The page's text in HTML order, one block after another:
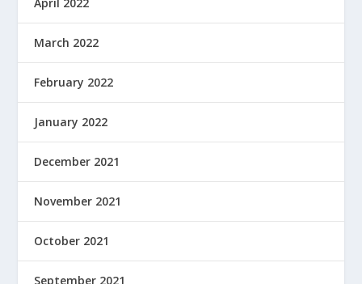
March 2022
February 2022
January 2022
December 2021
November 2021
October 2021
September 2021